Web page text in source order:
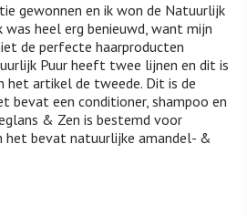
gewonnen en ik won de Natuurlijk
was heel erg benieuwd, want mijn
de perfecte haarproducten
Puur heeft twee lijnen en dit is
het artikel de tweede. Dit is de
bevat een conditioner, shampoo en
& Zen is bestemd voor
het bevat natuurlijke amandel- &